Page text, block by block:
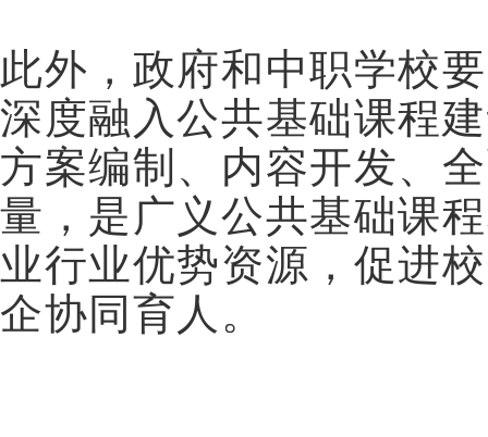
此外，政府和中职学校
深度融入公共基础课程
方案编制、内容开发、
量，是广义公共基础课
业行业优势资源，促进
企协同育人。